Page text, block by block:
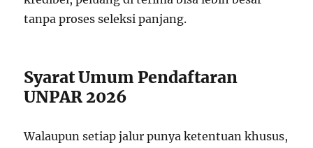
tanpa proses seleksi panjang.
Syarat Umum Pendaftaran
UNPAR 2026
Walaupun setiap jalur punya ketentuan khusus,